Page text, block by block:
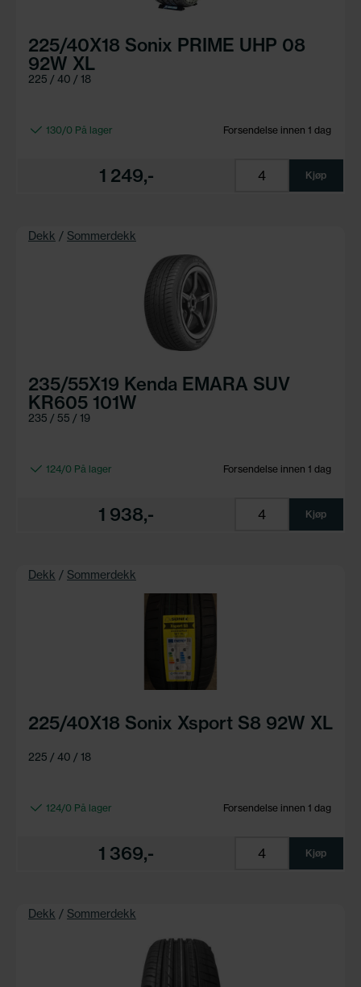
225/40X18 Sonix PRIME UHP 08
92W XL
225 / 40 / 18
130/0 På lager Forsendelse innen 1 dag
1 249,- Kjøp
Dekk / Sommerdekk
235/55X19 Kenda EMARA SUV
KR605 101W
235 / 55 / 19
124/0 På lager Forsendelse innen 1 dag
1 938,- Kjøp
Dekk / Sommerdekk
225/40X18 Sonix Xsport S8 92W XL
225 / 40 / 18
124/0 På lager Forsendelse innen 1 dag
1 369,- Kjøp
Dekk / Sommerdekk